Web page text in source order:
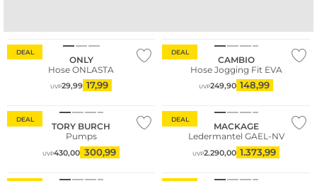
DEAL
ONLY
Hose ONLASTA
UVP29,99 17,99
DEAL
CAMBIO
Hose Jogging Fit EVA
UVP249,90 148,99
DEAL
TORY BURCH
Pumps
UVP430,00 300,99
DEAL
MACKAGE
Ledermantel GAEL-NV
UVP2.290,00 1.373,99